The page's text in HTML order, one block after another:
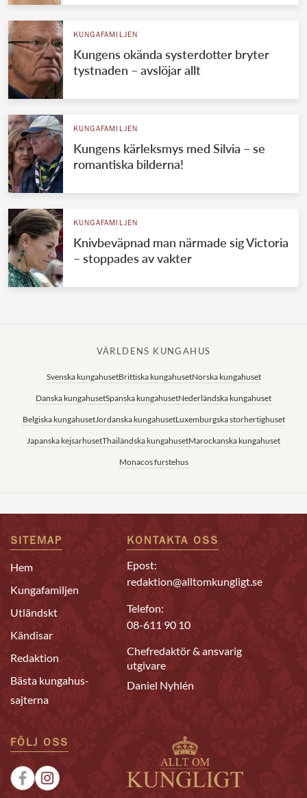
KUNGAFAMILJEN
Kungens okända systerdotter bryter
tystnaden – avslöjar allt
KUNGAFAMILJEN
Kungens kärleksmys med Silvia – se
romantiska bilderna!
KUNGAFAMILJEN
Knivbeväpnad man närmade sig Victoria
– stoppades av vakter
VÄRLDENS KUNGAHUS
Svenska kungahusetBrittiska kungahusetNorska kungahuset
Danska kungahusetSpanska kungahusetNederländska kungahuset
Belgiska kungahusetJordanska kungahusetLuxemburgska storhertighuset
Japanska kejsarhusetThailändska kungahusetMarockanska kungahuset
Monacos furstehus
SITEMAP
Hem
Kungafamiljen
Utländskt
Kändisar
Redaktion
Bästa kungahus-
sajterna
KONTAKTA OSS
Epost:
redaktion@alltomkungligt.se
Telefon:
08-611 90 10
Chefredaktör & ansvarig
utgivare
Daniel Nyhlén
FÖLJ OSS